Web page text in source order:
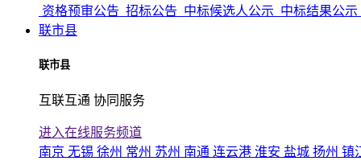
资格预审公告 招标公告 中标候选人公示 中标结果公示
联市县
联市县
互联互通 协同服务
进入在线服务频道
南京 无锡 徐州 常州 苏州 南通 连云港 淮安 盐城 扬州 镇